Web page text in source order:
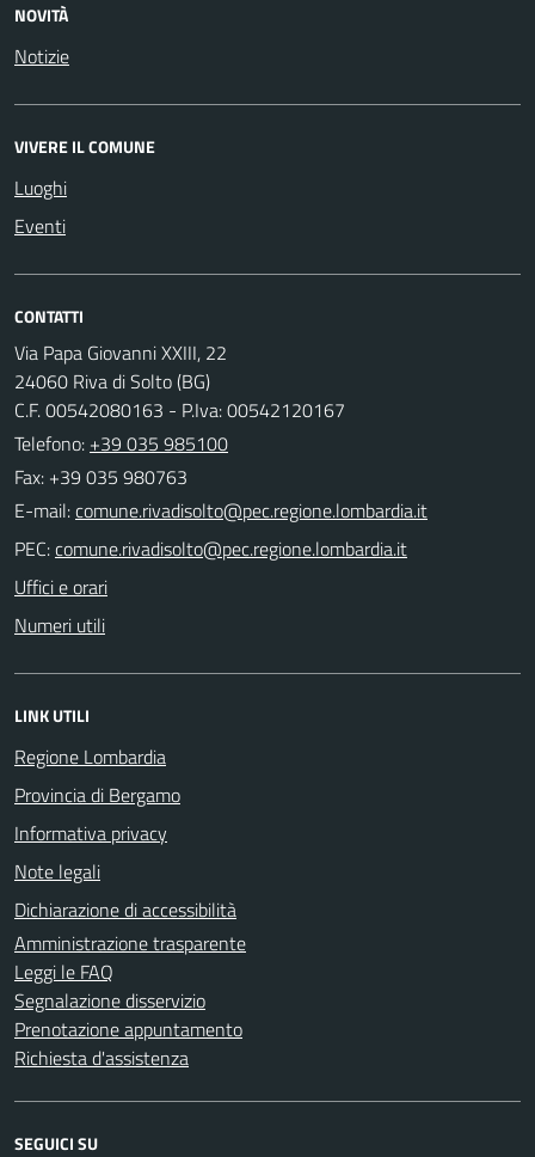
NOVITÀ
Notizie
VIVERE IL COMUNE
Luoghi
Eventi
CONTATTI
Via Papa Giovanni XXIII, 22
24060 Riva di Solto (BG)
C.F. 00542080163 - P.Iva: 00542120167
Telefono: +39 035 985100
Fax: +39 035 980763
E-mail:
PEC:
Uffici e orari
Numeri utili
LINK UTILI
Regione Lombardia
Provincia di Bergamo
Informativa privacy
Note legali
Dichiarazione di accessibilità
Amministrazione trasparente
Leggi le FAQ
Segnalazione disservizio
Prenotazione appuntamento
Richiesta d'assistenza
SEGUICI SU